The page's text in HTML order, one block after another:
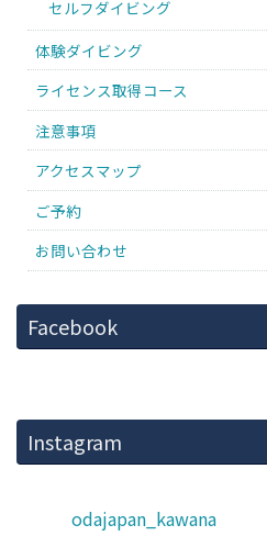
セルフダイビング
体験ダイビング
ライセンス取得コース
注意事項
アクセスマップ
ご予約
お問い合わせ
Facebook
Instagram
odajapan_kawana